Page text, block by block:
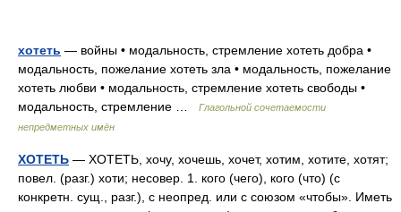
хотеть — войны • модальность, стремление хотеть добра •
модальность, пожелание хотеть зла • модальность, пожелание
хотеть любви • модальность, стремление хотеть свободы •
модальность, стремление …
Глагольной сочетаемости
непредметных имён
ХОТЕТЬ — ХОТЕТЬ, хочу, хочешь, хочет, хотим, хотите, хотят;
повел. (разг.) хоти; несовер. 1. кого (чего), кого (что) (с
конкретн. сущ., разг.), с неопред. или с союзом «чтобы». Иметь